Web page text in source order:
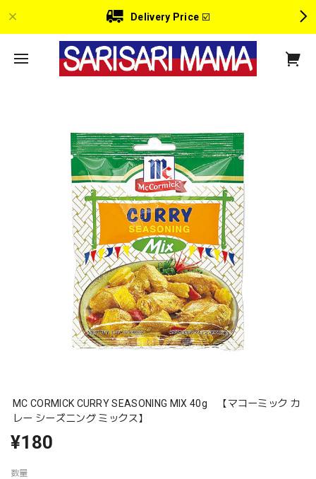
Delivery Price ☑️
MC CORMICK CURRY SEASONING MIX 40g 【マコーミック カ
レー シーズニング ミックス】
¥180
数量